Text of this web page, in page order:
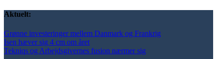
Aktuelt:
Grønne investeringer mellem Danmark og Frankrig
Isen hæver sig 4 cm om året
Tekniqs og Arbejdsgivernes fusion nærmer sig